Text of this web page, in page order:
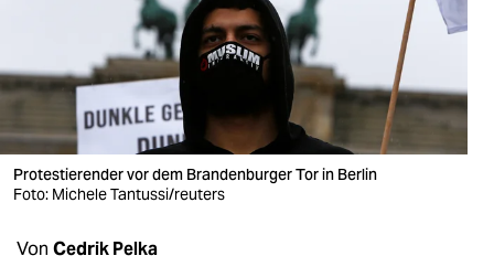
wahrheit
verlag
veranstaltungen
shop
Protestierender vor dem Brandenburger Tor in Berlin
Foto: Michele Tantussi/reuters
Von Cedrik Pelka